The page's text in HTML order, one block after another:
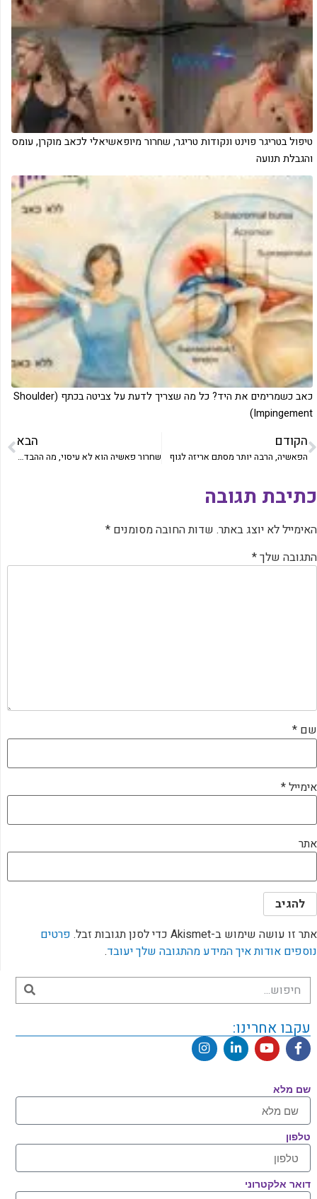
‏טיפול בטריגר פוינט ונקודות טריגר, שחרור מיופאשיאלי לכאב מוקרן, עומס
והגבלת תנועה
כאב כשמרימים את היד? כל מה שצריך לדעת על צביטה בכתף (Shoulder
Impingement)
הקודם
הפאשיה, הרבה יותר מסתם אריזה לגוף
הבא
‏שחרור פאשיה הוא לא עיסוי, מה ההבדל, ולמה זה משנה לתנועה ולכאב
כתיבת תגובה
האימייל לא יוצג באתר. שדות החובה מסומנים *
התגובה שלך*
שם *
אימייל*
אתר
אתר זו עושה שימוש ב-Akismet כדי לסנן תגובות זבל.
פרטים
נוספים אודות איך המידע מהתגובה שלך יעובד.
עקבו אחרינו:
שם מלא
טלפון
דואר אלקטרוני